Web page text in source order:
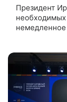
Президент